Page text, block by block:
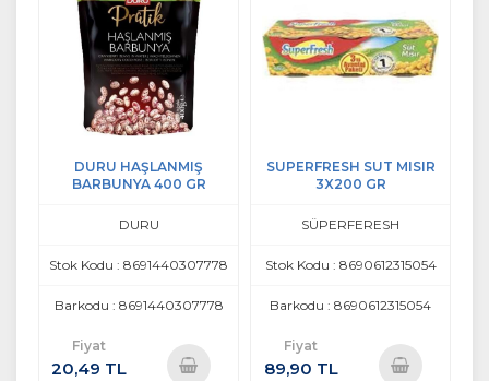
DURU HAŞLANMIŞ
BARBUNYA 400 GR
DURU
Stok Kodu : 8691440307778
Barkodu : 8691440307778
Fiyat
20,49 TL
SUPERFRESH SUT MISIR
3X200 GR
SÜPERFERESH
Stok Kodu : 8690612315054
Barkodu : 8690612315054
Fiyat
89,90 TL